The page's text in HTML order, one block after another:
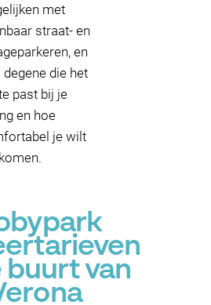
met
straat- en
en
degene die het
past bij je
en hoe
je wilt
buurt van